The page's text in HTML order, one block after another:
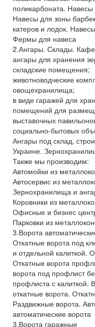
поликарбоната.
Навесы для зоны
катеров и лодок.
Фермы для навеса
2.Ангары. Склады. Кафе
ангары для хранения
складские помещения;
животноводческие
овощехранилища;
в виде гаражей для
помещений для
выставочных
социально-бытовых
Ангары под склад,
Украине.
Также мы производим:
Автомойки из
Автосервис из
Зернохранилища и
Коровники из
Офисные и бизнес
Парковки из
3.Ворота
Откатные ворота под
и отдельной калиткой.
Откатные ворота
ворота под профлист
профлиста с калиткой.
откатные ворота.
Раздвижные ворота.
автоматические ворота
3.Ворота гаражные